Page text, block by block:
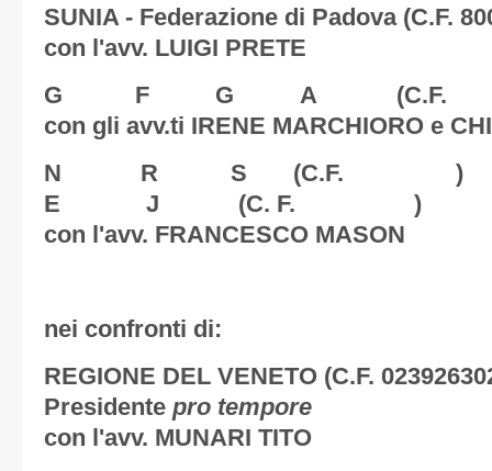
SUNIA - Federazione di Padova(C.F.
con l'avv. LUIGI PRETE
G F G A
con gli avv.ti IRENE MARCHIORO e
N R S (C.F. )
E J (C. F. )
con l'avv. FRANCESCO MASON
nei confronti di:
REGIONE DEL VENETO (C.F.
Presidente pro tempore
con l'avv. MUNARI TITO